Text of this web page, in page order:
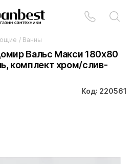
/ Ванны
Вальс Макси 180х80
комплект хром/слив-
Код: 220561